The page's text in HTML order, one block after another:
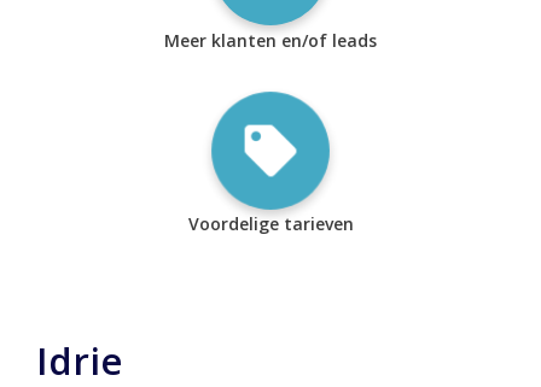
Meer klanten en/of leads
Voordelige tarieven
Idrie